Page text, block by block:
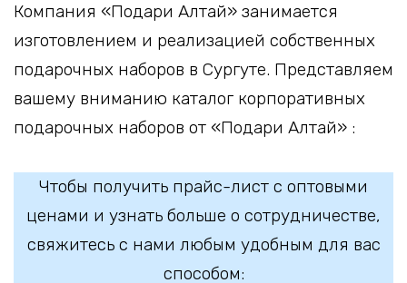
Компания «Подари Алтай» занимается
изготовлением и реализацией собственных
подарочных наборов в Сургуте. Представляем
вашему вниманию каталог корпоративных
подарочных наборов от «Подари Алтай» :
Чтобы получить прайс-лист с оптовыми
ценами и узнать больше о сотрудничестве,
свяжитесь с нами любым удобным для вас
способом: